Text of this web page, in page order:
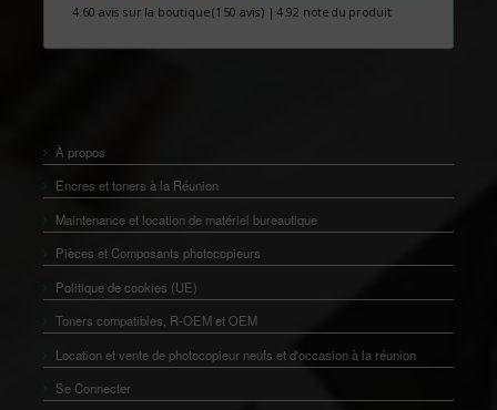
4.60 avis sur la boutique(150 avis) |4.92 note du produit
À propos
Encres et toners à la Réunion
Maintenance et location de matériel bureautique
Pièces et Composants photocopieurs
Politique de cookies (UE)
Toners compatibles, R-OEM et OEM
Location et vente de photocopieur neufs et d'occasion à la réunion
Se Connecter